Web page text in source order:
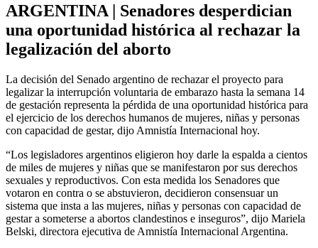
ARGENTINA | Senadores desperdician
una oportunidad histórica al rechazar la
legalización del aborto
La decisión del Senado argentino de rechazar el proyecto para
legalizar la interrupción voluntaria de embarazo hasta la semana 14
de gestación representa la pérdida de una oportunidad histórica para
el ejercicio de los derechos humanos de mujeres, niñas y personas
con capacidad de gestar, dijo Amnistía Internacional hoy.
“Los legisladores argentinos eligieron hoy darle la espalda a cientos
de miles de mujeres y niñas que se manifestaron por sus derechos
sexuales y reproductivos. Con esta medida los Senadores que
votaron en contra o se abstuvieron, decidieron consensuar un
sistema que insta a las mujeres, niñas y personas con capacidad de
gestar a someterse a abortos clandestinos e inseguros”, dijo Mariela
Belski, directora ejecutiva de Amnistía Internacional Argentina.